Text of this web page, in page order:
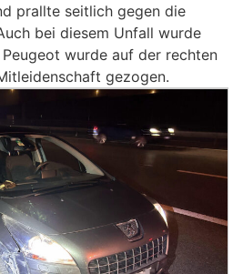
prallte seitlich gegen die
bei diesem Unfall wurde
wurde auf der rechten
gezogen.